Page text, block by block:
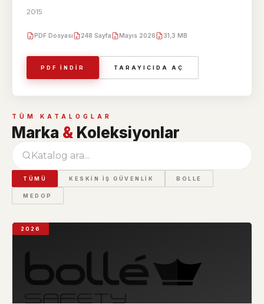
2015
PDF Dosyası 248 Sayfa Mayıs 2026 31,3 MB
PDF İNDIR TARAYICIDA AÇ
TÜM KATALOGLAR
Marka & Koleksiyonlar
TÜMÜ KESKIN IŞ GÜVENLIK BOLLE
MEDOP
2026